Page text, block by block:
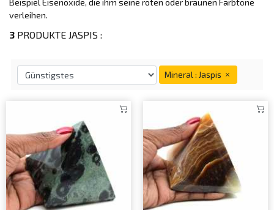
Beispiel Eisenoxide, die ihm seine roten oder braunen Farbtöne
verleihen.
3 PRODUKTE JASPIS :
Mineral : Jaspis